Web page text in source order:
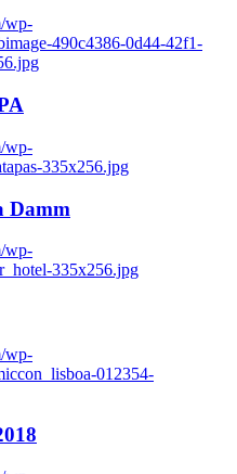
wp-
490c4386-0d44-42f1-
wp-
335x256.jpg
Damm
wp-
335x256.jpg
wp-
012354-